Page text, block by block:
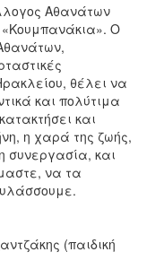
Αθανάτων
«Κουμπανάκια». O
θέλει να
και πολύτιμα
και
η χαρά της ζωής,
συνεργασία, και
να τα
(παιδική